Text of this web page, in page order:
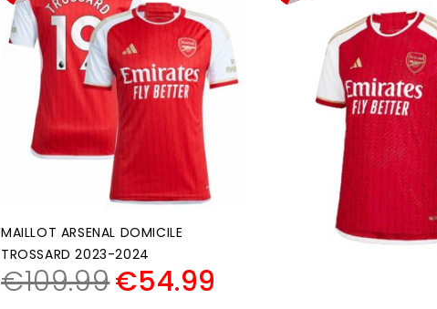
MAILLOT ARSENAL DOMICILE
TROSSARD 2023-2024
€109.99€54.99